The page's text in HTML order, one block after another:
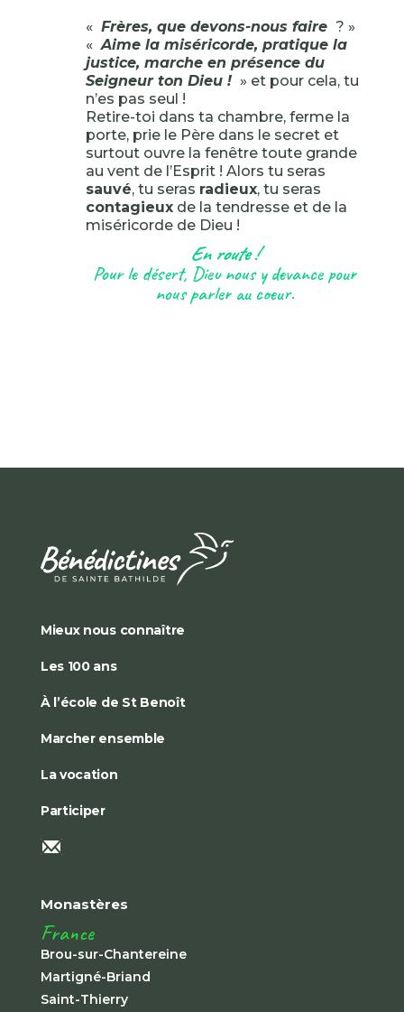
« Frères, que devons-nous faire ? »
« Aime la miséricorde, pratique la
justice, marche en présence du
Seigneur ton Dieu ! » et pour cela, tu
n’es pas seul !
Retire-toi dans ta chambre, ferme la
porte, prie le Père dans le secret et
surtout ouvre la fenêtre toute grande
au vent de l’Esprit ! Alors tu seras
sauvé, tu seras radieux, tu seras
contagieuxde la tendresse et de la
miséricorde de Dieu !
En route !
Pour le désert, Dieu nous y devance pour
nous parler au coeur.
Mieux nous connaître
Les 100 ans
À l’école de St Benoît
Marcher ensemble
La vocation
Participer
Monastères
France
Brou-sur-Chantereine
Martigné-Briand
Saint-Thierry